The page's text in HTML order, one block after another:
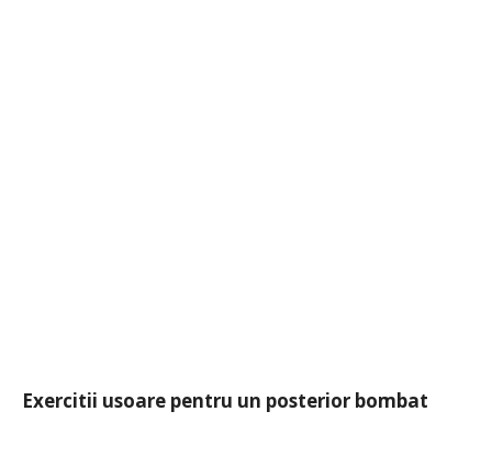
Exercitii usoare pentru un posterior bombat